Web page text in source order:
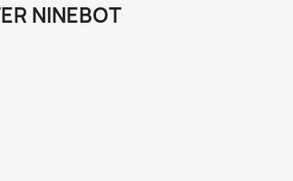
NINEBOT